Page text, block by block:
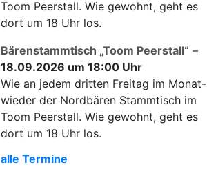
Toom Peerstall. Wie gewohnt, geht es
dort um 18 Uhr los.
Bärenstammtisch „Toom Peerstall“ –
18.09.2026 um 18:00 Uhr
Wie an jedem dritten Freitag im Monat-
wieder der Nordbären Stammtisch im
Toom Peerstall. Wie gewohnt, geht es
dort um 18 Uhr los.
alle Termine